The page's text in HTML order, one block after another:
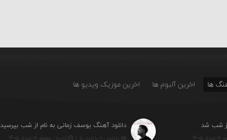
ها اخرین آلبوم ها اخرین موزیک ویدیو ها
شب شد دانلود آهنگ یوسف زمانی به نام از شب بپرسید
بازدید : ۰ بازدید بار / تاریخ : جمعه ۱۶ مرداد ۱۴۰۵